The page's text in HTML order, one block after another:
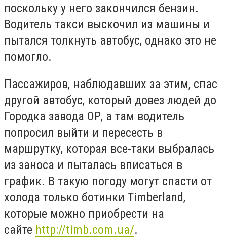
поскольку у него закончился бензин.
Водитель такси выскочил из машины и
пытался толкнуть автобус, однако это не
помогло.
Пассажиров, наблюдавших за этим, спас
другой автобус, который довез людей до
Городка завода ОР, а там водитель
попросил выйти и пересесть в
маршрутку, которая все-таки выбралась
из заноса и пыталась вписаться в
график. В такую погоду могут спасти от
холода только ботинки Timberland,
которые можно приобрести на
сайте http://timb.com.ua/.